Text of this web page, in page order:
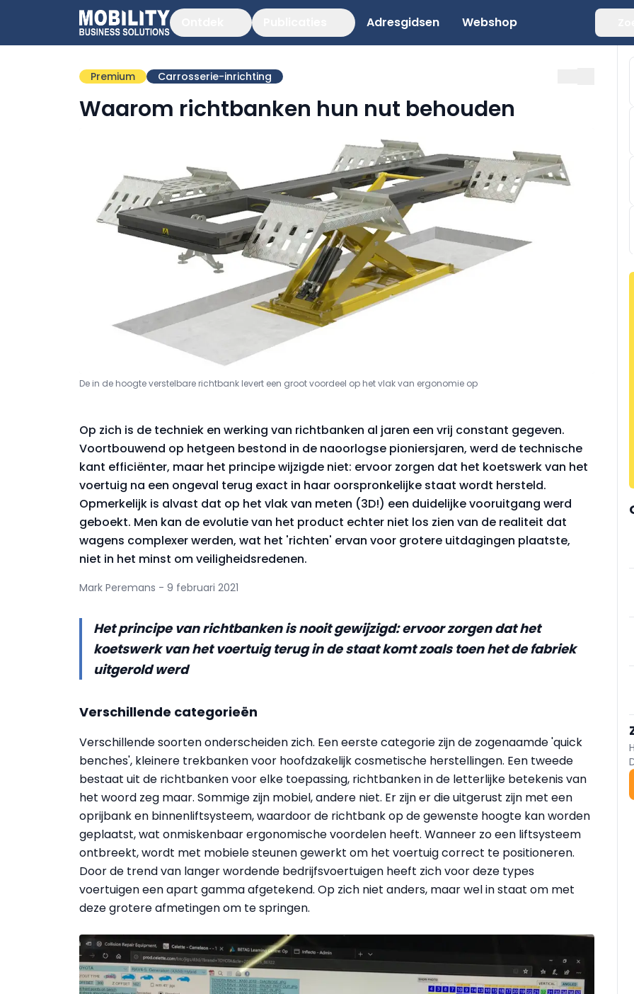
Adresgidsen Webshop
Premium Carrosserie-inrichting
Waarom richtbanken hun nut behouden
De in de hoogte verstelbare richtbank levert een groot voordeel op het vlak van ergonomie op
Op zich is de techniek en werking van richtbanken al jaren een vrij constant gegeven.
Voortbouwend op hetgeen bestond in de naoorlogse pioniersjaren, werd de technische
kant efficiënter, maar het principe wijzigde niet: ervoor zorgen dat het koetswerk van het
voertuig na een ongeval terug exact in haar oorspronkelijke staat wordt hersteld.
Opmerkelijk is alvast dat op het vlak van meten (3D!) een duidelijke vooruitgang werd
geboekt. Men kan de evolutie van het product echter niet los zien van de realiteit dat
wagens complexer werden, wat het 'richten' ervan voor grotere uitdagingen plaatste,
niet in het minst om veiligheidsredenen.
Mark Peremans - 9 februari 2021
Het principe van richtbanken is nooit gewijzigd: ervoor zorgen dat het
koetswerk van het voertuig terug in de staat komt zoals toen het de fabriek
uitgerold werd
Verschillende categorieën
Verschillende soorten onderscheiden zich. Een eerste categorie zijn de zogenaamde 'quick
benches', kleinere trekbanken voor hoofdzakelijk cosmetische herstellingen. Een tweede
bestaat uit de richtbanken voor elke toepassing, richtbanken in de letterlijke betekenis van
het woord zeg maar. Sommige zijn mobiel, andere niet. Er zijn er die uitgerust zijn met een
oprijbank en binnenliftsysteem, waardoor de richtbank op de gewenste hoogte kan worden
geplaatst, wat onmiskenbaar ergonomische voordelen heeft. Wanneer zo een liftsysteem
ontbreekt, wordt met mobiele steunen gewerkt om het voertuig correct te positioneren.
Door de trend van langer wordende bedrijfsvoertuigen heeft zich voor deze types
voertuigen een apart gamma afgetekend. Op zich niet anders, maar wel in staat om met
deze grotere afmetingen om te springen.